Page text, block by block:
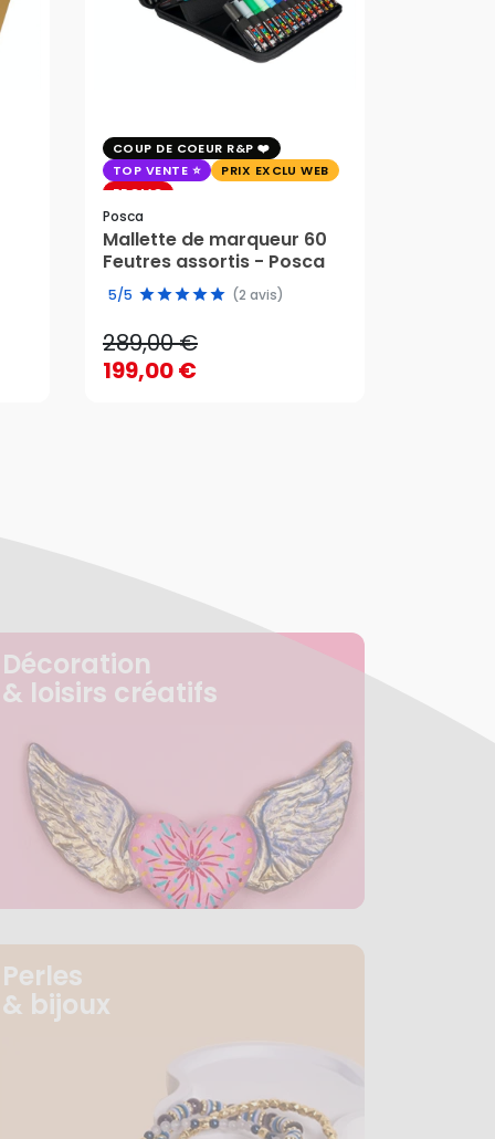
COUP DE COEUR R&P
TOP VENTE
PRIX EXCLU WEB
PROMO
Posca
Mallette de marqueur 60
Feutres assortis - Posca
5/5 (2 avis)
289,00 €
199,00 €
289,00 €
199,00 €
AJOUTER AU PANIER
Décoration
& loisirs créatifs
Perles
& bijoux